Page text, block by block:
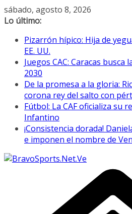
Saltar
al
sábado, agosto 8, 2026
Lo último:
Pizarrón hípico: Hija de
EE. UU.
Juegos CAC: Caracas
2030
De la promesa a la gloria:
corona rey del salto con
Fútbol: La CAF oficializa su
Infantino
¡Consistencia dorada!
e imponen el nombre de